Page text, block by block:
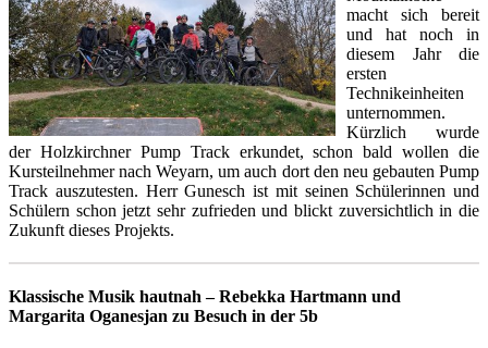
macht sich bereit
und hat noch in
diesem Jahr die
ersten
Technikeinheiten
unternommen.
Kürzlich wurde
der Holzkirchner Pump Track erkundet, schon bald wollen die
Kursteilnehmer nach Weyarn, um auch dort den neu gebauten Pump
Track auszutesten. Herr Gunesch ist mit seinen Schülerinnen und
Schülern schon jetzt sehr zufrieden und blickt zuversichtlich in die
Zukunft dieses Projekts.
Klassische Musik hautnah – Rebekka Hartmann und
Margarita Oganesjan zu Besuch in der 5b